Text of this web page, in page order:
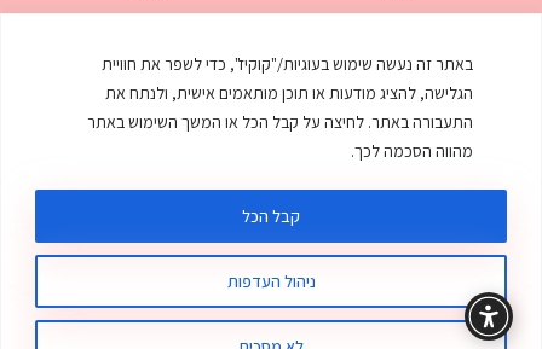
באתר זה נעשה שימוש בעוגיות/"קוקיז", כדי לשפר את חוויית
הגלישה, להציג מודעות או תוכן מותאמים אישית, ולנתח את
התעבורה באתר. לחיצה על קבל הכל או המשך השימוש באתר
מהווה הסכמה לכך.
ניהול העדפות
קבל הכל
מאפים
ממולאים
מרקים
עוגות
עוף
© כל הזכויות שמורות לענת אלישע | עיצוב ובניית אתר
תקנון האתר מדיניות פרטיות